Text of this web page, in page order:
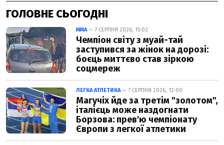
ГОЛОВНЕ СЬОГОДНІ
ММА— 7 СЕРПНЯ 2026, 15:02
Чемпіон світу з муай-тай
заступився за жінок на дорозі:
боєць миттєво став зіркою
соцмереж
ЛЕГКА АТЛЕТИКА— 7 СЕРПНЯ 2026, 12:00
Магучіх йде за третім "золотом",
італієць може наздогнати
Борзова: прев'ю чемпіонату
Європи з легкої атлетики